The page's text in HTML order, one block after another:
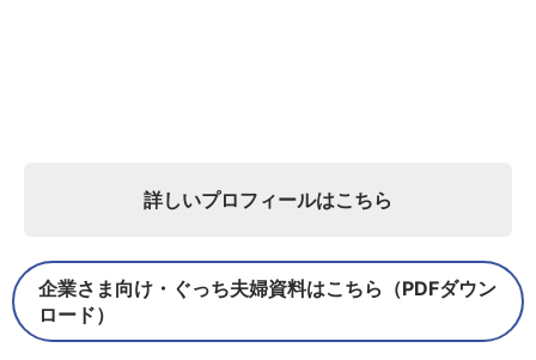
詳しいプロフィールはこちら
企業さま向け・ぐっち夫婦資料はこちら（PDFダウン
ロード）